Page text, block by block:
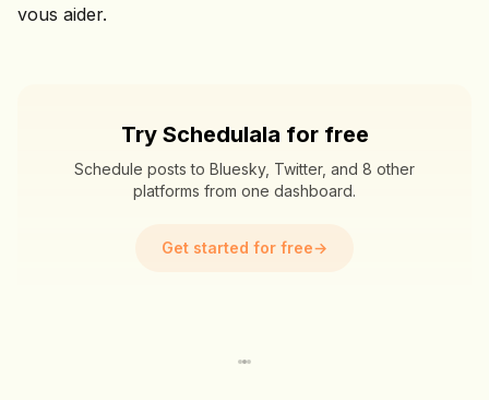
vous aider.
Try Schedulala for free
Schedule posts to Bluesky, Twitter, and 8 other
platforms from one dashboard.
Get started for free→